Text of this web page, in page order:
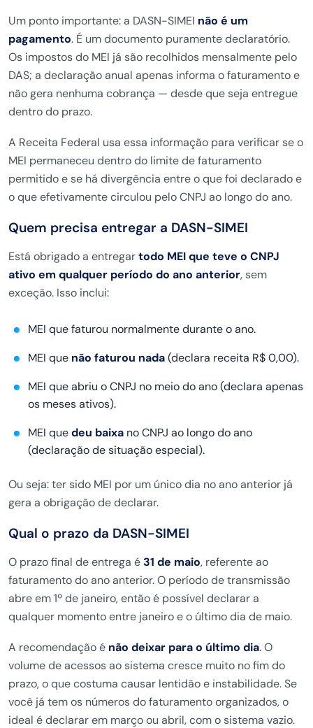
Um ponto importante: a DASN-SIMEI não é um
pagamento. É umdocumento puramente declaratório.
Os impostos do MEI já são recolhidos mensalmente pelo
DAS; a declaraçãoanual apenas informa o faturamento e
não gera nenhuma cobrança — desde que seja entregue
dentro do prazo.
A Receita Federal usa essa informação para verificar se o
MEI permaneceu dentro do limite de faturamento
permitido e se há divergência entre oque foi declarado e
o que efetivamentecirculou pelo CNPJ ao longo do ano.
Quem precisa entregar a DASN-SIMEI
Está obrigado a entregartodo MEI que teve o CNPJ
ativo em qualquer período do ano anterior, sem
exceção. Isso inclui:
MEI quefaturou normalmente durante o ano.
MEI que não faturou nada(declara receita R$ 0,00).
MEI queabriu o CNPJ no meio doano (declara apenas
os mesesativos).
MEI quedeu baixa noCNPJ ao longo do ano
(declaração de situação especial).
Ou seja: ter sido MEI por um únicodia no ano anterior já
gera a obrigação de declarar.
Qual o prazo da DASN-SIMEI
O prazo final de entrega é31 de maio, referente ao
faturamento do ano anterior. O períodode transmissão
abre em 1º de janeiro,então é possível declarar a
qualquer momento entre janeiro e o último dia de maio.
A recomendação é não deixar para o último dia. O
volume de acessos ao sistema cresce muito no fim do
prazo, o que costuma causar lentidão e instabilidade. Se
você já tem os números do faturamentoorganizados, o
ideal é declarar em março ou abril, com o sistema vazio.